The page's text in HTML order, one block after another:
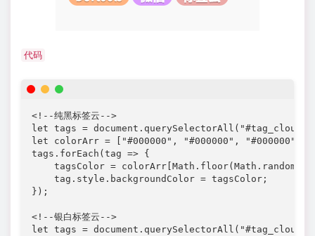
代码
<!--纯黑标签云-->
let tags = document.querySelectorAll("#tag_cloud-
let colorArr = ["#000000", "#000000", "#000000",
tags.forEach(tag => {
tagsColor = colorArr[Math.floor(Math.random()
    tag.style.backgroundColor = tagsColor;
});
<!--银白标签云-->
let tags = document.querySelectorAll("#tag_cloud-